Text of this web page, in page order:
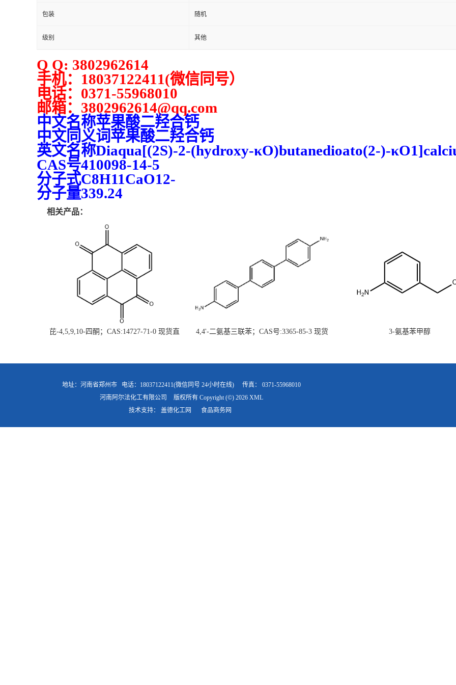
包装 随机
级别 其他
Q Q: 3802962614
手机： 18037122411(微信同号）
电话： 0371-55968010
邮箱： 3802962614@qq.com
中文名称苹果酸二羟合钙
中文同义词苹果酸二羟合钙
英文名称Diaqua[(2S)-2-(hydroxy-κO)butanedioato(2-)-κ
CAS号410098-14-5
分子式C8H11CaO12-
分子量339.24
相关产品：
芘-4,5,9,10-四酮；CAS:14727-71-0 现货直
4,4'-二氨基三联苯；CAS号:3365-85-3 现货
3-氨基苯甲醇
地址：河南省郑州市 电话：18037122411(微信同号 24小时在线) 传真： 0371-55968010
河南阿尔法化工有限公司
版权所有 Copyright (©) 2026 XML
技术支持： 盖德化工网 食品商务网